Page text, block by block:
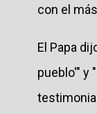
con el
El Papa
pueblo'" y